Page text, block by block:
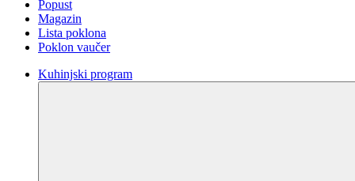
Popust
Magazin
Lista poklona
Poklon vaučer
Kuhinjski program